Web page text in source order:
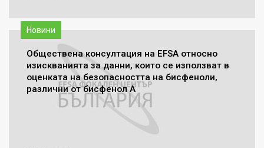
Новини
Обществена консултация на EFSA относно
изискванията за данни, които се използват в
оценката на безопасността на бисфеноли,
различни от бисфенол А